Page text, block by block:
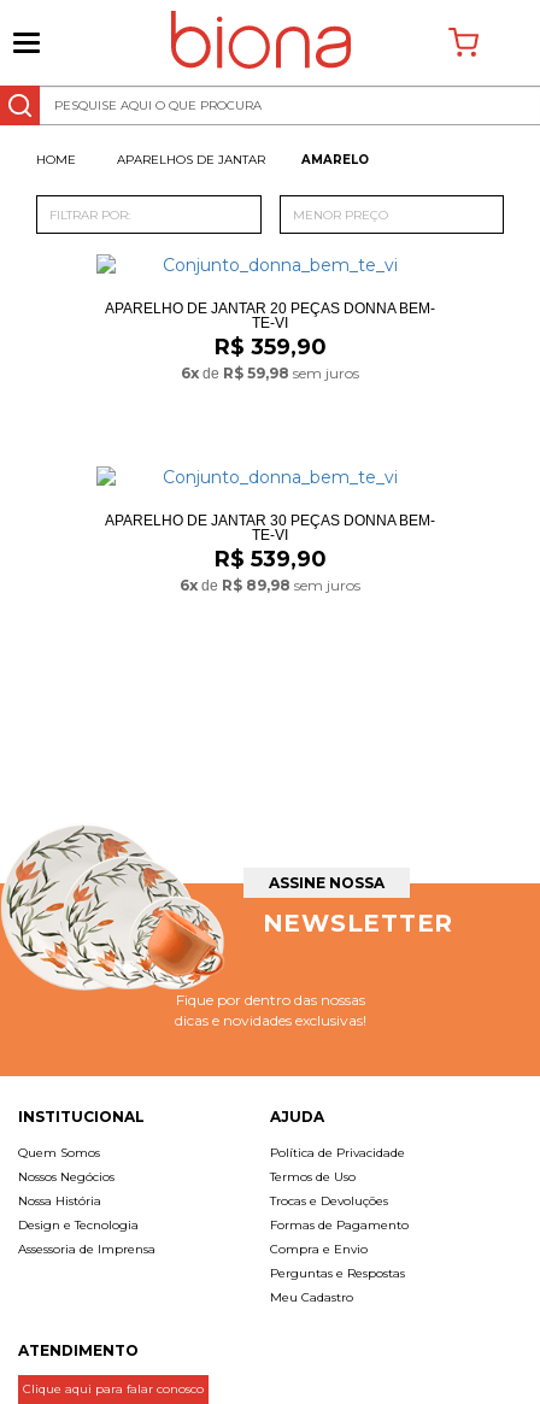
APARELHOS DE JANTAR AMARELO
FILTRAR POR: MENOR PREÇO
APARELHO DE JANTAR 20 PEÇAS DONNA BEM-
TE-VI
R$ 359,90
6x de R$ 59,98 sem juros
APARELHO DE JANTAR 30 PEÇAS DONNA BEM-
TE-VI
R$ 539,90
6x de R$ 89,98 sem juros
ASSINE NOSSA
NEWSLETTER
Fique por dentro das nossas
dicas e novidades exclusivas!
INSTITUCIONAL
Quem Somos
Nossos Negócios
Nossa História
Design e Tecnologia
Assessoria de Imprensa
AJUDA
Política de Privacidade
Termos de Uso
Trocas e Devoluções
Formas de Pagamento
Compra e Envio
Perguntas e Respostas
Meu Cadastro
ATENDIMENTO
Clique aqui para falar conosco